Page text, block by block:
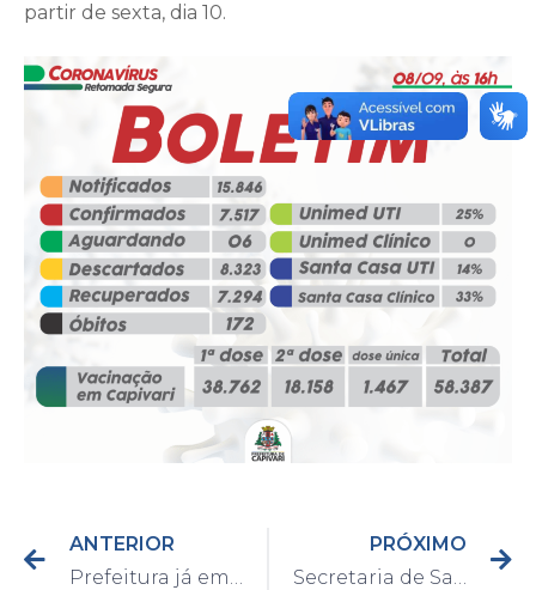
partir de sexta, dia 10.
ANTERIOR
Prefeitura já emitiu quase 30 carteirinhas de atendimento prioritário para Autistas
PRÓXIMO
Secretaria de Saúde anuncia diminuição da frequência dos boletins epidemiológicos da Covid-19